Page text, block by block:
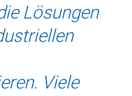
Lösungen
Viele